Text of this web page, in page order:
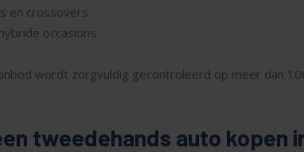
en crossovers
occasions
wordt zorgvuldig gecontroleerd op meer dan
tweedehands auto kopen